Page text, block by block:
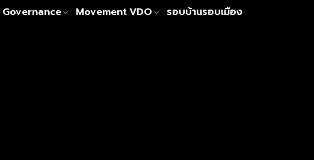
Governance MovementVDO รอบบ้านรอบเมือง